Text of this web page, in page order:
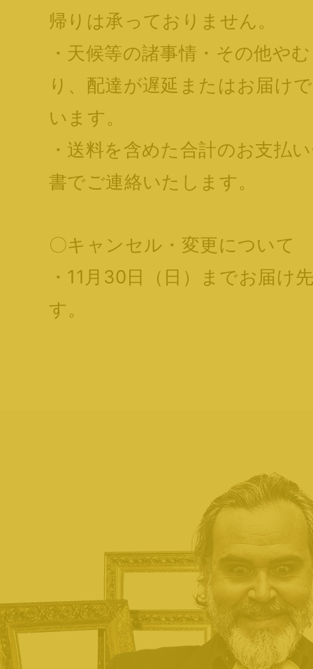
帰りは承っておりません。
・天候等の諸事情・その他や
り、配達が遅延またはお届け
います。
・送料を含めた合計のお支払
書でご連絡いたします。
〇キャンセル・変更について
・11月30日（日）までお届け
す。